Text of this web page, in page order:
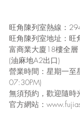
旺角陳列室熱線：
旺角陳列室地址：
富商業大廈18樓全層
(油麻地A2出口)
營業時間：星期一至
07:30PM)
無須預約，歡迎隨時
官方網站：